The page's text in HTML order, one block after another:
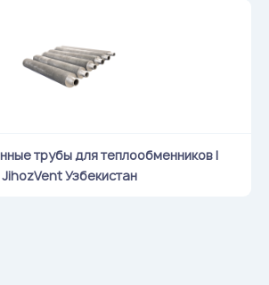
трубы для теплообменников |
JihozVent Узбекистан